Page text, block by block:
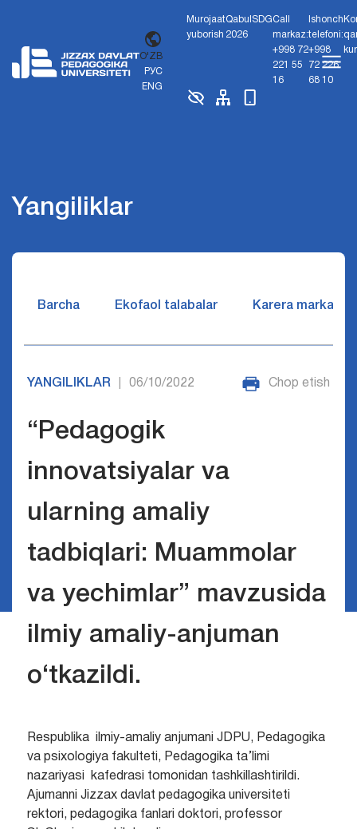
O'ZB
РУС
ENG
Murojaat
yuborish
Qabul
2026
SDGCall
markaz:
+998 72
221 55
16
Ishonch
telefoni:
+998
72 226
68 10
Yangiliklar
Barcha Ekofaol talabalar Karera markazi
YANGILIKLAR 06/10/2022 Chop etish
“Pedagogik
innovatsiyalar va
ularning amaliy
tadbiqlari: Muammolar
va yechimlar” mavzusida
ilmiy amaliy-anjuman
o‘tkazildi.
Respublika ilmiy-amaliy anjumani JDPU, Pedagogika
va psixologiya fakulteti, Pedagogika ta’limi
nazariyasi kafedrasi tomonidan tashkillashtirildi.
Ajumanni Jizzax davlat pedagogika universiteti
rektori, pedagogika fanlari doktori, professor